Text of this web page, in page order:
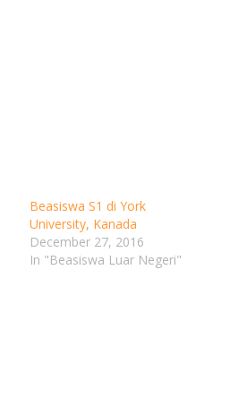
Beasiswa S1 di York
University, Kanada
December 27, 2016
In "Beasiswa Luar Negeri"